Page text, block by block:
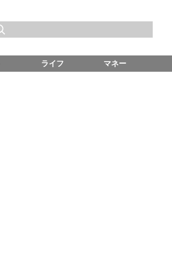
ライフ マネー